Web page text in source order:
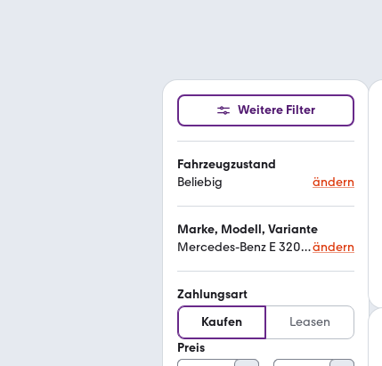
Weitere Filter
Fahrzeugzustand
Beliebig
ändern
Marke, Modell, Variante
Mercedes-Benz E 320 4maticändern
Zahlungsart
Kaufen
Leasen
Preis